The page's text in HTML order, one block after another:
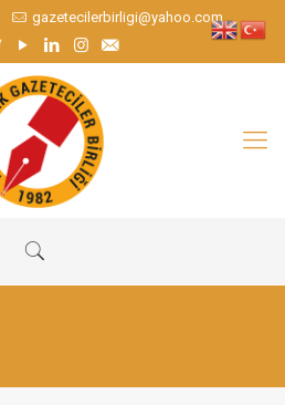
gazetecilerbirligi@yahoo.com